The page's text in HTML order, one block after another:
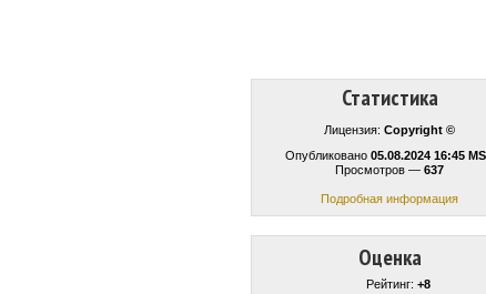
Статистика
Лицензия: Copyright ©
Опубликовано 05.08.2024 16:45
Просмотров — 637
Подробная информация
Оценка
Рейтинг: +8